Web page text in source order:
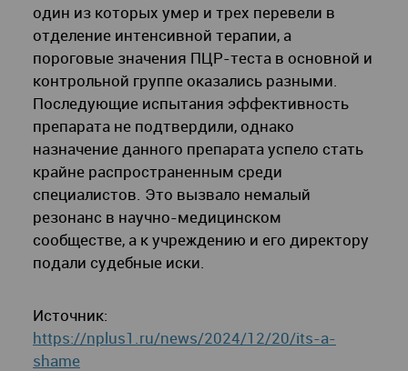
один из которых умер и трех перевели в
отделение интенсивной терапии, а
пороговые значения ПЦР-теста в основной и
контрольной группе оказались разными.
Последующие испытания эффективность
препарата не подтвердили, однако
назначение данного препарата успело стать
крайне распространенным среди
специалистов. Это вызвало немалый
резонанс в научно-медицинском
сообществе, а к учреждению и его директору
подали судебные иски.
Источник:
https://nplus1.ru/news/2024/12/20/its-a-
shame